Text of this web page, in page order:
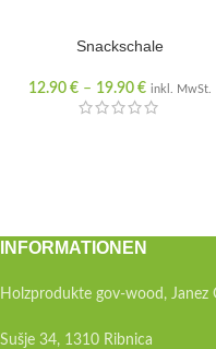
Snackschale
12.90 € – 19.90 € inkl. MwSt.
INFORMATIONEN
Holzprodukte gov-wood, Janez
Sušje 34, 1310 Ribnica